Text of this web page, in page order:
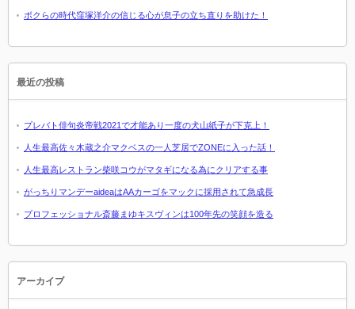
ボクらの時代窪塚洋介の信じる心が息子の立ち直りを助けた！
最近の投稿
プレバト俳句炎帝戦2021で才能あり一度の犬山紙子が下克上！
人生最高佐々木蔵之介マクベスの一人芝居でZONEに入った話！
人生最高レストラン柴咲コウがマタギになる為にクリアする事
がっちりマンデーaideaはAAカーゴをマックに採用されて急成長
プロフェッショナル斎藤まゆキスヴィンは100年先の笑顔を造る
アーカイブ